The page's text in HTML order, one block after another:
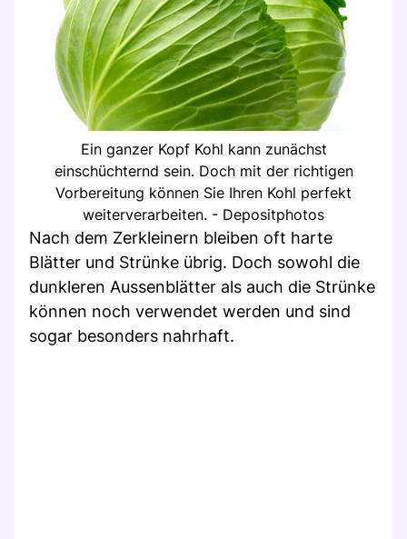
Ein ganzer Kopf Kohl kann zunächst
einschüchternd sein. Doch mit der richtigen
Vorbereitung können Sie Ihren Kohl perfekt
weiterverarbeiten. - Depositphotos
Nach dem Zerkleinern bleiben oft harte
Blätter und Strünke übrig. Doch sowohl die
dunkleren Aussenblätter als auch die Strünke
können noch verwendet werden und sind
sogar besonders nahrhaft.